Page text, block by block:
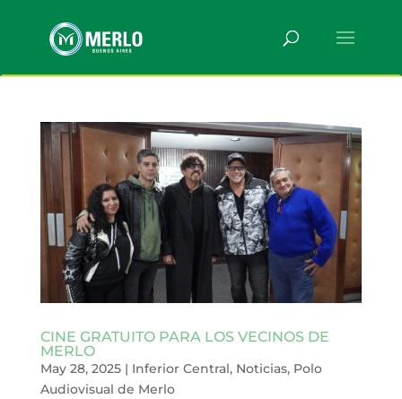
CINE GRATUITO PARA LOS VECINOS DE
MERLO
May 28, 2025| Inferior Central, Noticias, Polo
Audiovisual de Merlo